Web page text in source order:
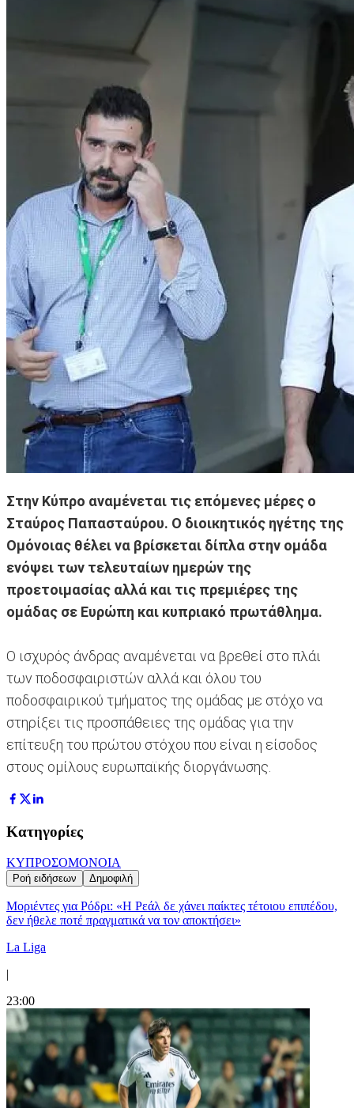
Στην Κύπρο αναμένεται τις επόμενες μέρες ο
Σταύρος Παπασταύρου. Ο διοικητικός ηγέτης της
Ομόνοιας θέλει να βρίσκεται δίπλα στην ομάδα
ενόψει των τελευταίων ημερών της
προετοιμασίας αλλά και τις πρεμιέρες της
ομάδας σε Ευρώπη και κυπριακό πρωτάθλημα.
Ο ισχυρός άνδρας αναμένεται να βρεθεί στο πλάι
των ποδοσφαιριστών αλλά και όλου του
ποδοσφαιρικού τμήματος της ομάδας με στόχο να
στηρίξει τις προσπάθειες της ομάδας για την
επίτευξη του πρώτου στόχου που είναι η είσοδος
στους ομίλους ευρωπαϊκής διοργάνωσης.
Κατηγορίες
ΚΥΠΡΟΣΟΜΟΝΟΙΑ
Ροή ειδήσεων Δημοφιλή
Μοριέντες για Ρόδρι: «Η Ρεάλ δε χάνει παίκτες τέτοιου επιπέδου,
δεν ήθελε ποτέ πραγματικά να τον αποκτήσει»
La Liga
|
23:00